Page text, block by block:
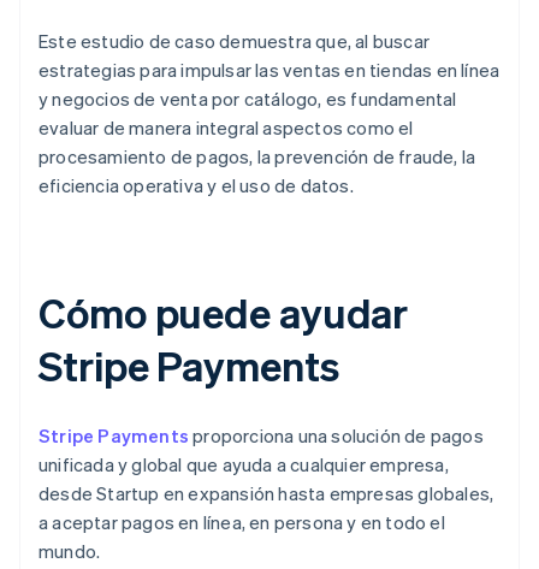
Este estudio de caso demuestra que, al buscar
estrategias para impulsar las ventas en tiendas en línea
y negocios de venta por catálogo, es fundamental
evaluar de manera integral aspectos como el
procesamiento de pagos, la prevención de fraude, la
eficiencia operativa y el uso de datos.
Cómo puede ayudar
Stripe Payments
Stripe Payments proporciona una solución de pagos
unificada y global que ayuda a cualquier empresa,
desde Startup en expansión hasta empresas globales,
a aceptar pagos en línea, en persona y en todo el
mundo.